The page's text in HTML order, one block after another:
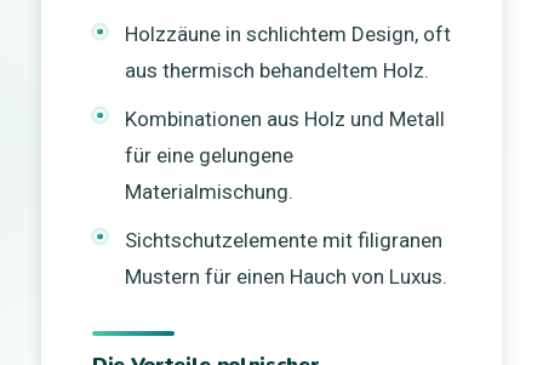
Holzzäune in schlichtem Design, oft
aus thermisch behandeltem Holz.
Kombinationen aus Holz und Metall
für eine gelungene
Materialmischung.
Sichtschutzelemente mit filigranen
Mustern für einen Hauch von Luxus.